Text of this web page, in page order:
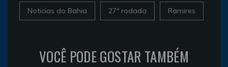
Noticias do Bahia 27ª rodada Ramires
VOCÊ PODE GOSTAR TAMBÉM